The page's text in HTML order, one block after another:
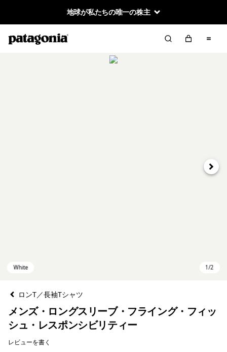
地球が私たちの唯一の株主
次へ
ロンT／長袖Tシャツ
メンズ・ロングスリーブ・フライング・フィッ
シュ・レスポンシビリティー
レビューを書く